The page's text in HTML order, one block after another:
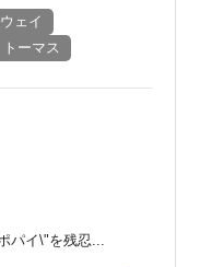
ェイ
ーマス
パイ\"を残忍...